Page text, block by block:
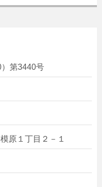
第3440号
原１丁目２－１